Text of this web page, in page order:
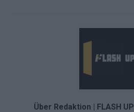
Über Redaktion | FLASH UP